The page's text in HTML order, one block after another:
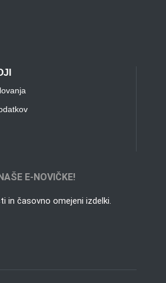
E-NOVIČKE!
in časovno omejeni izdelki.